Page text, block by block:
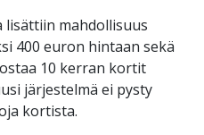
mahdollisuus
400 euron hintaan sekä
10 kerran kortit
järjestelmä ei pysty
kortista.